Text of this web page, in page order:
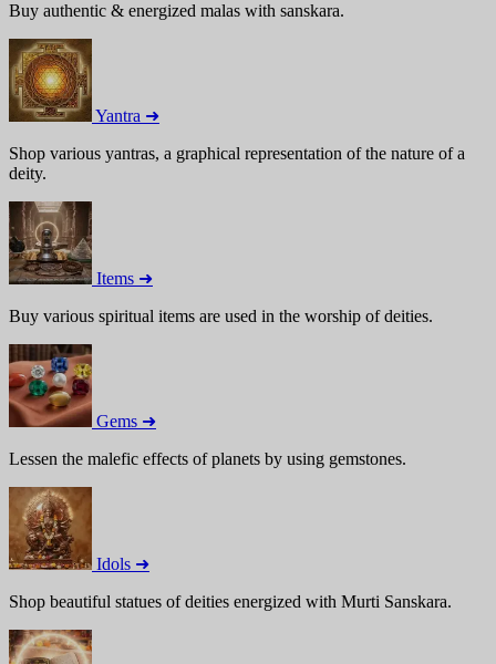
Buy authentic & energized malas with sanskara.
Yantra ➜
Shop various yantras, a graphical representation of the nature of a
deity.
Items ➜
Buy various spiritual items are used in the worship of deities.
Gems ➜
Lessen the malefic effects of planets by using gemstones.
Idols ➜
Shop beautiful statues of deities energized with Murti Sanskara.